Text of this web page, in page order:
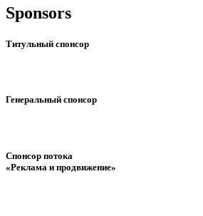
Sponsors
Титульный спонсор
Генеральный спонсор
Спонсор потока
«Реклама и продвижение»